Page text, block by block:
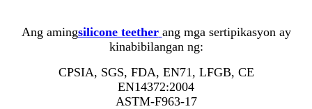
Ang amingsilicone teether ang mga sertipikasyon ay
kinabibilangan ng:
CPSIA, SGS, FDA, EN71, LFGB, CE
EN14372:2004
ASTM-F963-17